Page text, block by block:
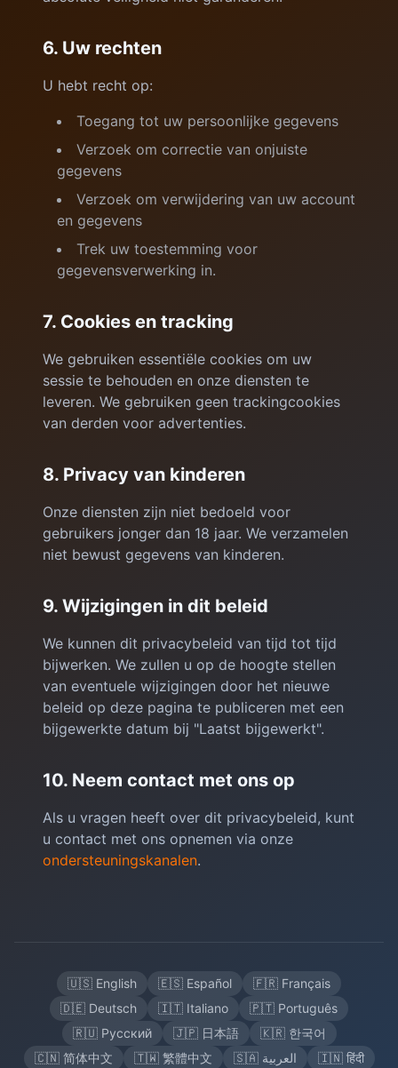
6. Uw rechten
U hebt recht op:
Toegang tot uw persoonlijke gegevens
Verzoek om correctie van onjuiste
gegevens
Verzoek om verwijdering van uw account
en gegevens
Trek uw toestemming voor
gegevensverwerking in.
7. Cookies en tracking
We gebruiken essentiële cookies om uw
sessie te behouden en onze diensten te
leveren. We gebruiken geen trackingcookies
van derden voor advertenties.
8. Privacy van kinderen
Onze diensten zijn niet bedoeld voor
gebruikers jonger dan 18 jaar. We verzamelen
niet bewust gegevens van kinderen.
9. Wijzigingen in dit beleid
We kunnen dit privacybeleid van tijd tot tijd
bijwerken. We zullen u op de hoogte stellen
van eventuele wijzigingen door het nieuwe
beleid op deze pagina te publiceren met een
bijgewerkte datum bij "Laatst bijgewerkt".
10. Neem contact met ons op
Als u vragen heeft over dit privacybeleid, kunt
u contact met ons opnemen via onze
ondersteuningskanalen.
🇺🇸 English 🇪🇸 Español
🇫🇷 Français
🇩🇪 Deutsch
🇮🇹 Italiano
🇵🇹 Português
🇷🇺 Русский
🇯🇵 日本語
🇰🇷 한국어
🇨🇳 简体中文
🇹🇼 繁體中文 🇸🇦 العربية
🇮🇳 हिंदी